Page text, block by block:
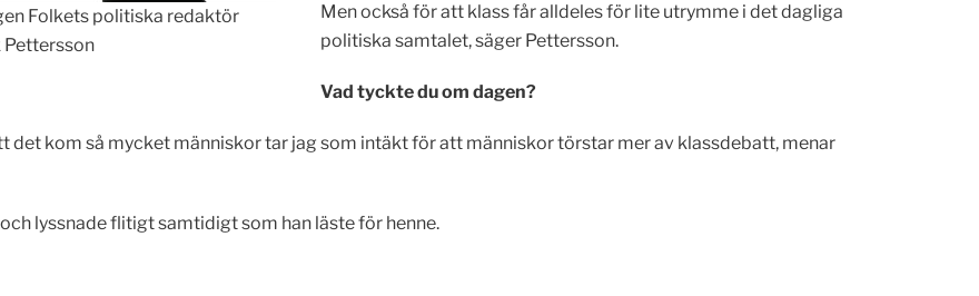
Folkets politiska redaktör
Pettersson
Men också för att klass får alldeles för lite utrymme i det dagliga
politiska samtalet, säger Pettersson.
Vad tyckte du om dagen?
det kom så mycket människor tar jag som intäkt för att människor törstar mer av klassdebatt, menar
lyssnade flitigt samtidigt som han läste för henne.